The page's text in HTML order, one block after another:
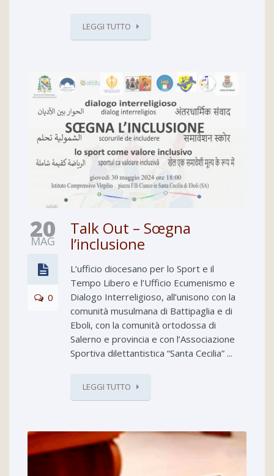
LEGGI TUTTO
20
MAG
0
Talk Out – Sœgna
l’inclusione
L’ufficio diocesano per lo Sport e il
Tempo Libero e l’Ufficio Ecumenismo e
Dialogo Interreligioso, all’unisono con la
comunità musulmana di Battipaglia e di
Eboli, con la comunità ortodossa di
Salerno e provincia e con l’Associazione
Sportiva dilettantistica “Santa Cecilia” ...
LEGGI TUTTO